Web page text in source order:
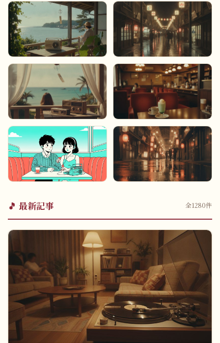
昭和30年代（1955-64）
美空ひばり・裕次郎の時代
昭和40年代（1965-74）
GS・フォーク全盛期
ニューミュージックの夜明
け
1980年代
アイドル黄金期
J-POP大爆発
🎵 最新記事 全1280件